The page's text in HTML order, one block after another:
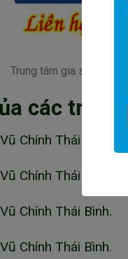
Trung tâm gia sư tốt
các trung
Chính Thái Bình.
Chính Thái Bình.
Chính Thái Bình.
Chính Thái Bình.